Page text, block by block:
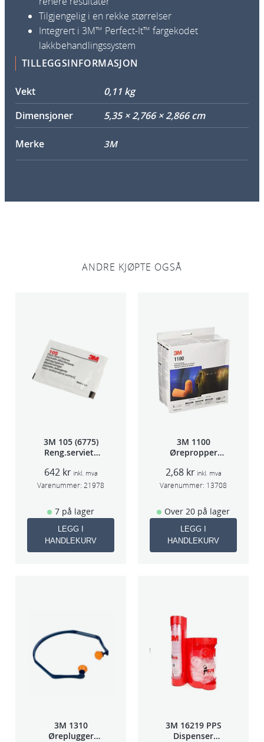
Tilgjengelig i en rekke størrelser
Integrert i 3M™ Perfect-It™ fargekodet
lakkbehandlingssystem
TILLEGGSINFORMASJON
Vekt
0,11 kg
Dimensjoner
5,35 × 2,766 × 2,866 cm
Merke 3M
ANDRE KJØPTE OGSÅ
3M 105 (6775)
Reng.serviett
642 kr inkl. mva
Varenummer: 21978
7 på lager
LEGG I
HANDLEKURV
3M 1100
Ørepropper
2,68 kr inkl. mva
Varenummer: 13708
Over 20 på lager
LEGG I
HANDLEKURV
3M 1310
Øreplugger
3M 16219 PPS
Dispenser